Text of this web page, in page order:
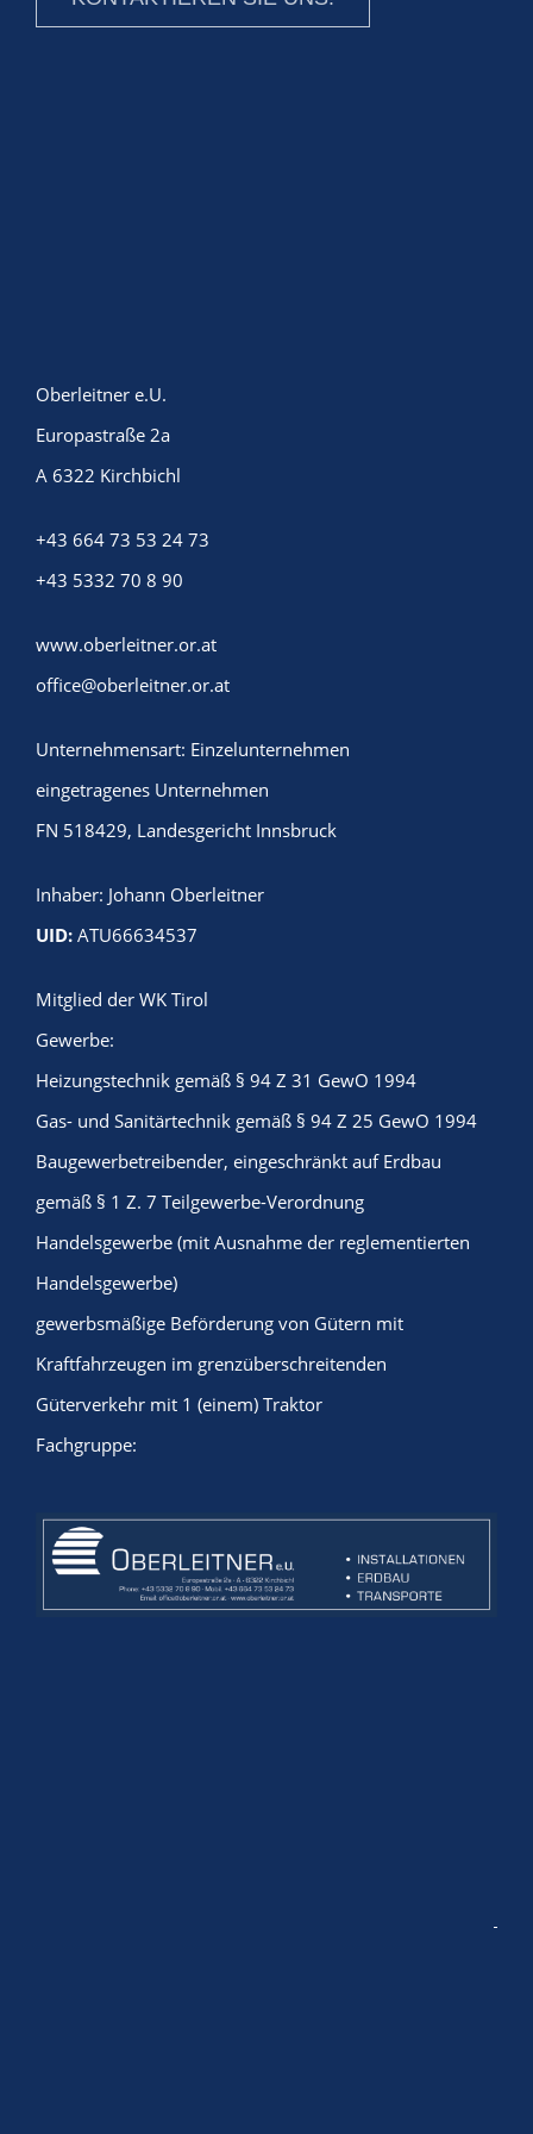
Oberleitner e.U.
Europastraße 2a
A 6322 Kirchbichl
+43 664 73 53 24 73
+43 5332 70 8 90
www.oberleitner.or.at
office@oberleitner.or.at
Unternehmensart: Einzelunternehmen
eingetragenes Unternehmen
FN 518429, Landesgericht Innsbruck
Inhaber: Johann Oberleitner
UID: ATU66634537
Mitglied der WK Tirol
Gewerbe:
Heizungstechnik gemäß § 94 Z 31 GewO 1994
Gas- und Sanitärtechnik gemäß § 94 Z 25 GewO 1994
Baugewerbetreibender, eingeschränkt auf Erdbau
gemäß § 1 Z. 7 Teilgewerbe-Verordnung
Handelsgewerbe (mit Ausnahme der reglementierten
Handelsgewerbe)
gewerbsmäßige Beförderung von Gütern mit
Kraftfahrzeugen im grenzüberschreitenden
Güterverkehr mit 1 (einem) Traktor
Fachgruppe: